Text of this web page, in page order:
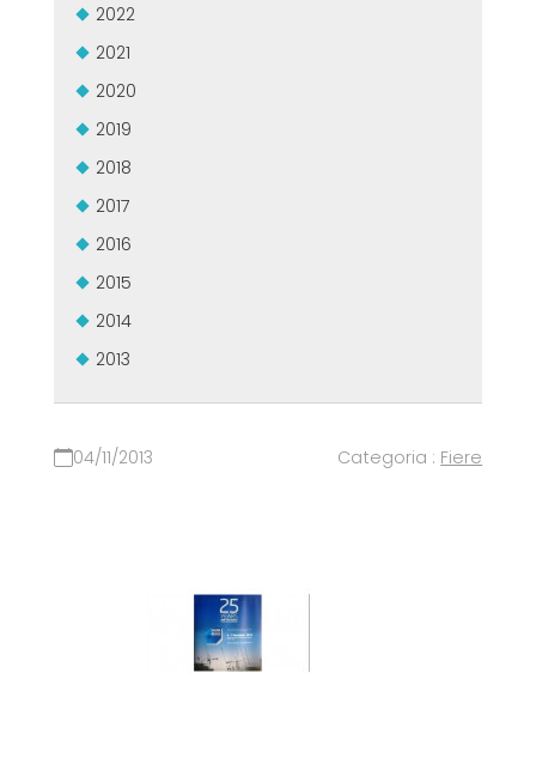
2022
2021
2020
2019
2018
2017
2016
2015
2014
2013
04/11/2013 Categoria : Fiere